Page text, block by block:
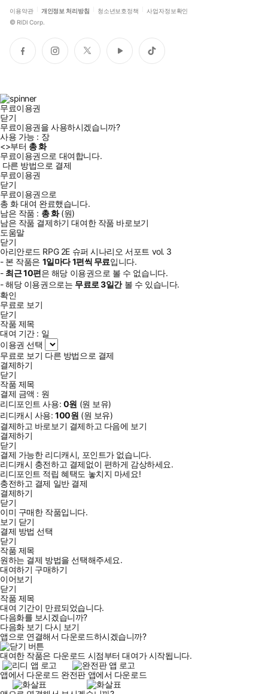
이용약관 개인정보 처리방침 청소년보호정책 사업자정보확인
© RIDI Corp.
페
이
인
스
트
위
유
튜
틱
톡
무료이용권
닫기
무료이용권을 사용하시겠습니까?
사용 가능 : 장
<>부터 총화
무료이용권으로 대여합니다.
다른 방법으로 결제
무료이용권
닫기
무료이용권으로
총 화대여 완료했습니다.
남은 작품 : 총화(원)
남은 작품 결제하기 대여한 작품 바로보기
도움말
닫기
아리안로드 RPG 2E 슈퍼 시나리오 서포트 vol. 3
- 본 작품은 1일마다1편씩 무료입니다.
- 최근10편은 해당 이용권으로 볼 수 없습니다.
- 해당 이용권으로는 무료로3일간볼 수 있습니다.
확인
무료로 보기
닫기
작품 제목
대여 기간 : 일
이용권 선택
무료로 보기 다른 방법으로 결제
결제하기
닫기
작품 제목
결제 금액 : 원
리디포인트 사용: 0원 (원 보유)
리디캐시 사용:100원 (원 보유)
결제하고 바로보기 결제하고 다음에 보기
결제하기
닫기
결제 가능한 리디캐시, 포인트가 없습니다.
리디캐시 충전하고 결제없이 편하게 감상하세요.
리디포인트 적립 혜택도 놓치지 마세요!
충전하고 결제 일반 결제
결제하기
닫기
이미 구매한 작품입니다.
보기 닫기
결제 방법 선택
닫기
작품 제목
원하는 결제 방법을 선택해주세요.
대여하기 구매하기
이어보기
닫기
작품 제목
대여 기간이 만료되었습니다.
다음화를 보시겠습니까?
다음화 보기 다시 보기
앱으로 연결해서 다운로드하시겠습니까?
대여한 작품은 다운로드 시점부터 대여가 시작됩니다.
앱에서 다운로드 완전판 앱에서 다운로드